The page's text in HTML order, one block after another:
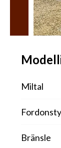
Miltal
Bränsle